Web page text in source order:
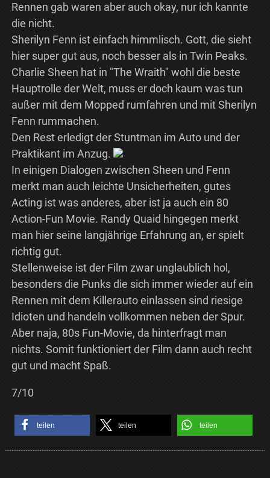
Rennen gab waren aber auch okay, nur ich kannte
die nicht.
Sherilyn Fenn ist einfach himmlisch. Gott, die sieht
hier super gut aus, noch besser als in Twin Peaks.
Charlie Sheen hat in "The Wraith" wohl die beste
Hauptrolle der Welt, muss er doch kaum was tun
außer mit dem Mopped rumfahren und mit Sherilyn
Fenn rummachen.
Den Rest erledigt der Stuntman im Auto und der
Praktikant im Anzug.
In einigen Dialogen zwischen Sheen und Fenn
merkt man auch leichte Unsicherheiten, gutes
Acting ist was anderes, aber ist ja auch ein 80
Action-Fun Movie. Randy Quaid hingegen merkt
man hier seine langjährige Erfahrung an, er spielt
richtig gut.
Stellenweise ist der Film zwar unglaublich hol,
besonders die Punks die sich immer wieder auf ein
Rennen mit dem Killerauto einlassen sind riesige
Idioten und handeln vollkommen neben der Spur.
Aber naja, 80s Fun-Movie, da hinterfragt man
nichts. Somit funktioniert der Film dann auch recht
gut und macht Spaß.
7/10
teilen teilen teilen